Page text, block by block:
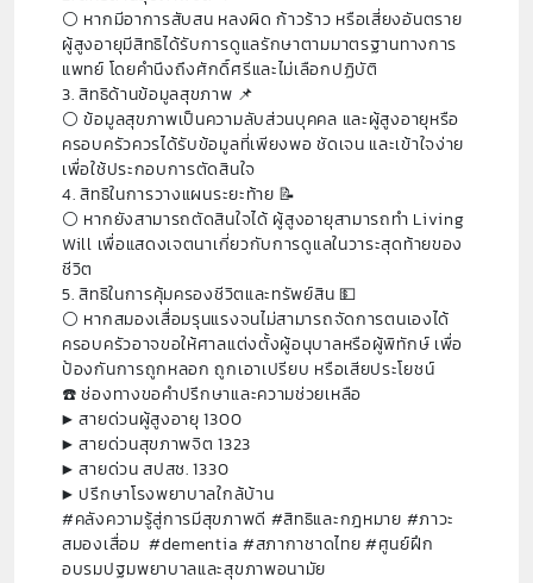
⚪️ หากมีอาการสับสน หลงผิด ก้าวร้าว หรือเสี่ยงอันตราย
ผู้สูงอายุมีสิทธิได้รับการดูแลรักษาตามมาตรฐานทางการ
แพทย์ โดยคำนึงถึงศักดิ์ศรีและไม่เลือกปฏิบัติ
3. สิทธิด้านข้อมูลสุขภาพ 📌
⚪️ ข้อมูลสุขภาพเป็นความลับส่วนบุคคล และผู้สูงอายุหรือ
ครอบครัวควรได้รับข้อมูลที่เพียงพอ ชัดเจน และเข้าใจง่าย
เพื่อใช้ประกอบการตัดสินใจ
4. สิทธิในการวางแผนระยะท้าย 📝
⚪️ หากยังสามารถตัดสินใจได้ ผู้สูงอายุสามารถทำ Living
Will เพื่อแสดงเจตนาเกี่ยวกับการดูแลในวาระสุดท้ายของ
ชีวิต
5. สิทธิในการคุ้มครองชีวิตและทรัพย์สิน 💵
⚪️ หากสมองเสื่อมรุนแรงจนไม่สามารถจัดการตนเองได้
ครอบครัวอาจขอให้ศาลแต่งตั้งผู้อนุบาลหรือผู้พิทักษ์ เพื่อ
ป้องกันการถูกหลอก ถูกเอาเปรียบ หรือเสียประโยชน์
☎️ ช่องทางขอคำปรึกษาและความช่วยเหลือ
▶️ สายด่วนผู้สูงอายุ 1300
▶️ สายด่วนสุขภาพจิต 1323
▶️ สายด่วน สปสช. 1330
▶️ ปรึกษาโรงพยาบาลใกล้บ้าน
#คลังความรู้สู่การมีสุขภาพดี #สิทธิและกฎหมาย #ภาวะ
สมองเสื่อม #dementia #สภากาชาดไทย #ศูนย์ฝึก
อบรมปฐมพยาบาลและสุขภาพอนามัย